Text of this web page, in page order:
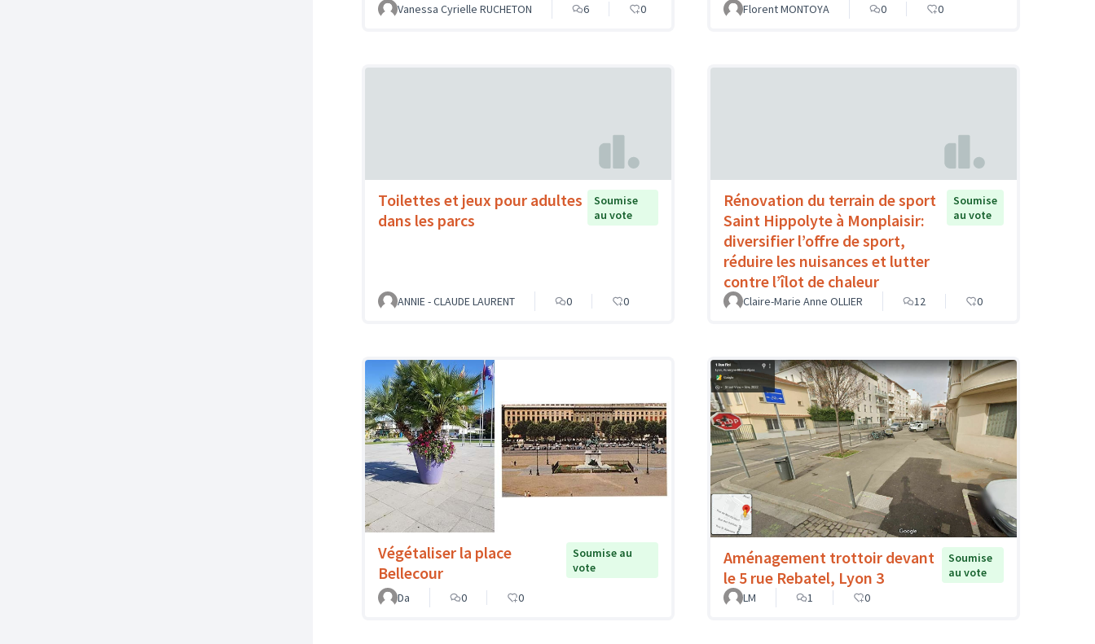
Vanessa Cyrielle RUCHETON
6 0
Florent MONTOYA
0 0
Toilettes et jeux pour adultes
dans les parcs
Soumise
au vote
ANNIE - CLAUDE LAURENT 0 0
Rénovation du terrain de sport
Saint Hippolyte à Monplaisir:
diversifier l’offre de sport,
réduire les nuisances et lutter
contre l’îlot de chaleur
Soumise
au vote
Claire-Marie Anne OLLIER 12 0
Végétaliser la place
Bellecour
Soumise au
vote
Da 0 0
Aménagement trottoir devant
le 5 rue Rebatel, Lyon 3
Soumise
au vote
LM
1 0